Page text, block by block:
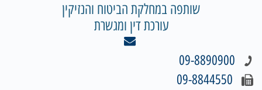
שותפה במחלקת הביטוח והנזיקין
עורכת דין ומגשרת
09-8890900
09-8844550